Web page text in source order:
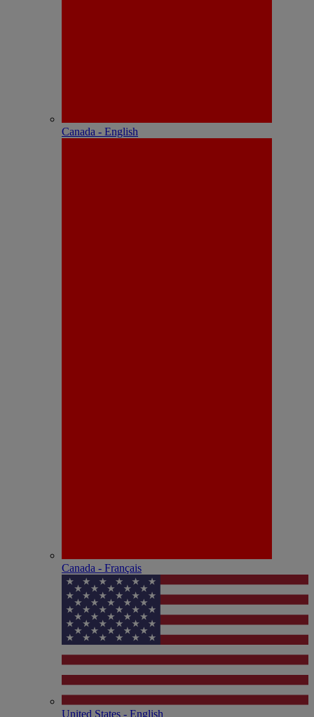
Canada - English
Canada - Français
United States - English